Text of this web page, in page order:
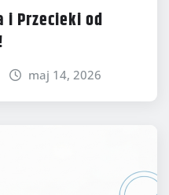
i Przecieki od
maj 14, 2026